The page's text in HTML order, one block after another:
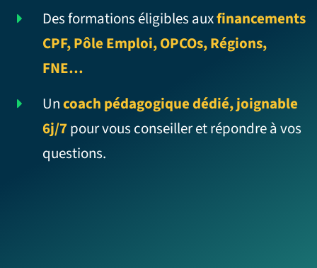
Des formations éligibles auxfinancements
CPF, Pôle Emploi, OPCOs, Régions,
FNE…
Uncoach pédagogique dédié, joignable
6j/7pour vous conseiller et répondre à vos
questions.